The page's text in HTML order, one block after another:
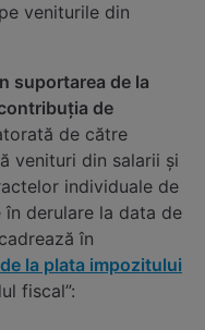
veniturile din
suportarea de la
de
de către
venituri din salarii și
individuale de
derulare la data de
în
la plata impozitului
fiscal”: